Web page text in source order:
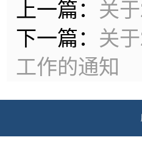
上一篇： 关
下一篇： 关
工作的通知